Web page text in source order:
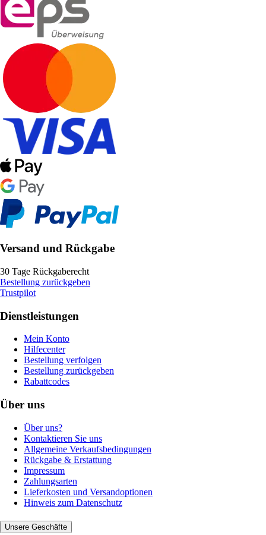
Versand und Rückgabe
30 Tage Rückgaberecht
Bestellung zurückgeben
Trustpilot
Dienstleistungen
Mein Konto
Hilfecenter
Bestellung verfolgen
Bestellung zurückgeben
Rabattcodes
Über uns
Über uns?
Kontaktieren Sie uns
Allgemeine Verkaufsbedingungen
Rückgabe & Erstattung
Impressum
Zahlungsarten
Lieferkosten und Versandoptionen
Hinweis zum Datenschutz
Unsere Geschäfte